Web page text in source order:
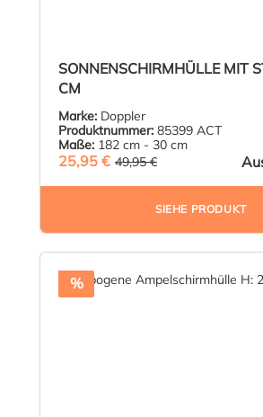
SONNENSCHIRMHÜLLE MIT
CM
Marke: Doppler
Produktnummer: 85399 ACT
Maße: 182 cm - 30 cm
25,95 € 49,95 €(48.05%
SIEHE PRODUKT
%